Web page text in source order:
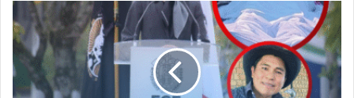
Tras
el
asesinato
de
Juan
Carlos